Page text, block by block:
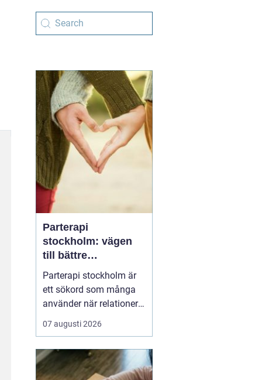
Parterapi
stockholm: vägen
till bättre
kommunikation och
tryggare relation
Parterapi stockholm är
ett sökord som många
använder när relationer
börjar kännas sköra,
konflikterna ökar eller
försvunnit. Par i
stockholm söker ofta en
07 augusti 2026